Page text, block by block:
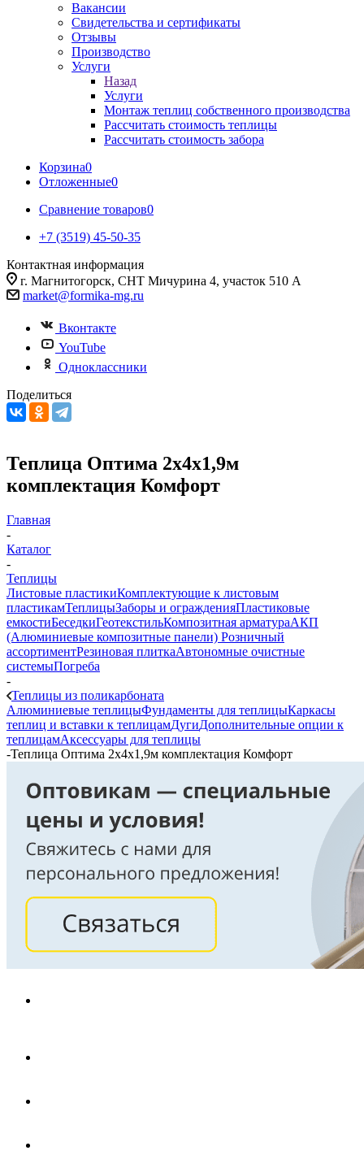
Вакансии
Свидетельства и сертификаты
Отзывы
Производство
Услуги
Назад
Услуги
Монтаж теплиц собственного производства
Рассчитать стоимость теплицы
Рассчитать стоимость забора
Корзина0
Отложенные0
Сравнение товаров0
+7 (3519) 45-50-35
Контактная информация
г. Магнитогорск, СНТ Мичурина 4, участок 510 А
market@formika-mg.ru
Вконтакте
YouTube
Одноклассники
Поделиться
Теплица Оптима 2х4х1,9м
комплектация Комфорт
Главная
-
Каталог
-
Теплицы
Листовые пластикиКомплектующие к листовым
пластикамТеплицыЗаборы и огражденияПластиковые
емкостиБеседкиГеотекстильКомпозитная арматураАКП
(Алюминиевые композитные панели) Розничный
ассортиментРезиновая плиткаАвтономные очистные
системыПогреба
-
Теплицы из поликарбоната
Алюминиевые теплицыФундаменты для теплицыКаркасы
теплиц и вставки к теплицамДугиДополнительные опции к
теплицамАксессуары для теплицы
-Теплица Оптима 2х4х1,9м комплектация Комфорт